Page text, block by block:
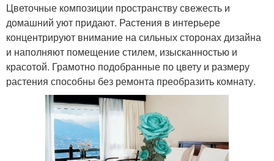
Цветочные композиции пространству свежесть и
домашний уют придают. Растения в интерьере
концентрируют внимание на сильных сторонах дизайна
и наполняют помещение стилем, изысканностью и
красотой. Грамотно подобранные по цвету и размеру
растения способны без ремонта преобразить комнату.